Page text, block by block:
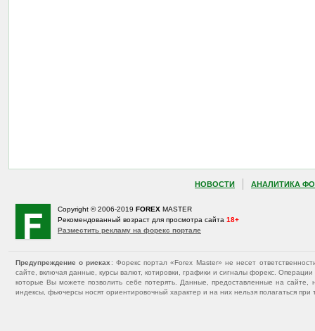
НОВОСТИ АНАЛИТИКА
Copyright © 2006-2019 FOREX MASTER
Рекомендованный возраст для просмотра сайта 18+
Разместить рекламу на форекс портале
Предупреждение о рисках : Форекс портал «Forex Master» не несет
сайте, включая данные, курсы валют, котировки, графики и сигналы форекс.
которые Вы можете позволить себе потерять. Данные, предоставленные на
индексы, фьючерсы носят ориентировочный характер и на них нельзя полагаться при